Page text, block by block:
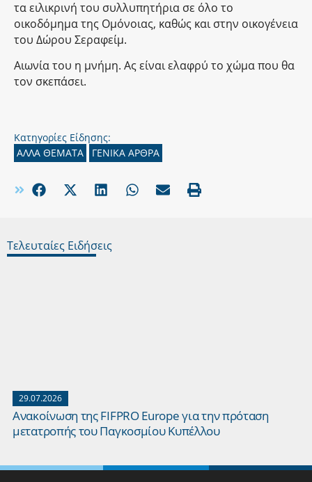
τα ειλικρινή του συλλυπητήρια σε όλο το
οικοδόμημα της Ομόνοιας, καθώς και στην οικογένεια
του Δώρου Σεραφείμ.
Αιωνία του η μνήμη. Ας είναι ελαφρύ το χώμα που θα
τον σκεπάσει.
Κατηγορίες Είδησης:
ΑΛΛΑ ΘΕΜΑΤΑ
ΓΕΝΙΚΑ ΑΡΘΡΑ
Τελευταίες Ειδήσεις
29.07.2026
Ανακοίνωση της FIFPRO Europe για την πρόταση
μετατροπής του Παγκοσμίου Κυπέλλου